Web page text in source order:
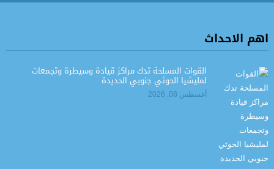
اهم الاحداث
القوات المسلحة تدك مراكز قيادة وسيطرة وتجمعات
لمليشيا الحوثي جنوبي الحديدة
أغسطس 08, 2026